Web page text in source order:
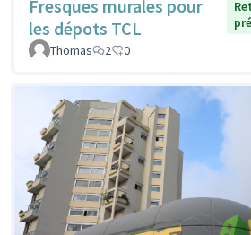
Fresques murales pour
les dépots TCL
Thomas
2 0